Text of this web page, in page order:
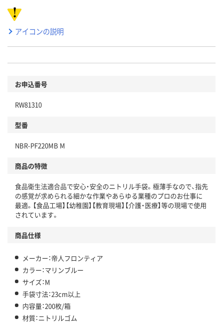
アイコンの説明
お申込番号
RW81310
型番
NBR-PF220MB M
商品の特徴
食品衛生法適合品で安心・安全のニトリル手袋。極薄手なので、指先
の感覚が求められる細かな作業やあらゆる業種のプロのお仕事に
最適。【食品工場】【幼稚園】【教育現場】【介護・医療】等の現場で使用
されています。
商品仕様
メーカー：帝人フロンティア
カラー：マリンブルー
サイズ：M
手袋寸法：23cm以上
内容量：200枚/箱
材質：ニトリルゴム